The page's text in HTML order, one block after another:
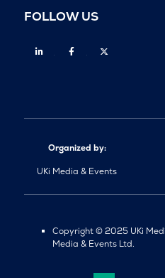
FOLLOW US
Linkedin Facebook
Organized by:
UKi Media & Events
Copyright © 2025 UKi
Media & Events Ltd.